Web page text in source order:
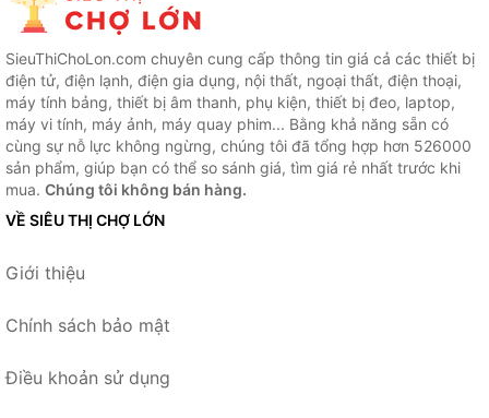
SieuThiChoLon.com chuyên cung cấp thông tin giá cả các thiết bị
điện tử, điện lạnh, điện gia dụng, nội thất, ngoại thất, điện thoại,
máy tính bảng, thiết bị âm thanh, phụ kiện, thiết bị đeo, laptop,
máy vi tính, máy ảnh, máy quay phim... Bằng khả năng sẵn có
cùng sự nỗ lực không ngừng, chúng tôi đã tổng hợp hơn 526000
sản phẩm, giúp bạn có thể so sánh giá, tìm giá rẻ nhất trước khi
mua. Chúng tôi không bán hàng.
VỀ SIÊU THỊ CHỢ LỚN
Giới thiệu
Chính sách bảo mật
Điều khoản sử dụng